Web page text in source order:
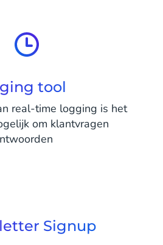
tool
real-time logging is het
om klantvragen
Signup